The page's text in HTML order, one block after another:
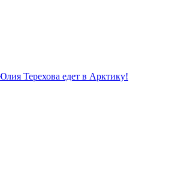
Терехова едет в Арктику!